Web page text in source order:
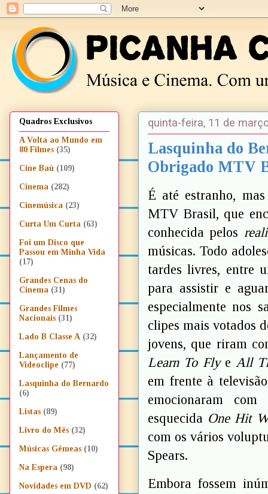
quinta-feira, 11 de
Lasquinha do
Obrigado MTV
É até estranho,
MTV Brasil, que
conhecida pelos
músicas. Todo
tardes livres, entre
para assistir e
especialmente nos
clipes mais votados
jovens, que riram
Learn To Flye All
em frente à
emocionaram
esquecida One Hit
com os vários
Spears.
Embora fossem
Quadros Exclusivos
A Volta ao Mundo em
80 Filmes (35)
Cine Baú (109)
Cinema (282)
Cinemúsica (23)
Curta Um Curta (63)
Foi um Disco que
Passou em Minha Vida
(17)
Grandes Cenas do
Cinema (31)
Grandes Filmes
Nacionais (31)
Lado B Classe A (32)
Lançamento de
Videoclipe (77)
Lasquinha do Bernardo
(6)
Listas (89)
Livro do Mês (32)
Músicas Gêmeas (10)
Na Espera (98)
Novidades em DVD (62)